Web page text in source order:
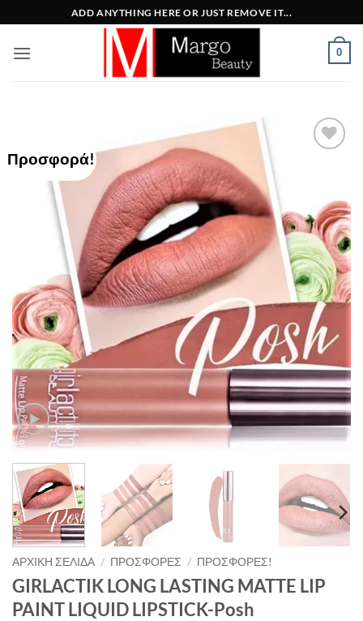
στο
περιεχόμενο
ADD ANYTHING HERE OR JUST REMOVE IT...
0
Προσφορά!
ΑΡΧΙΚΉ ΣΕΛΊΔΑ / ΠΡΟΣΦΟΡΈΣ / ΠΡΟΣΦΟΡΈΣ!
GIRLACTIK LONG LASTING MATTE LIP
PAINT LIQUID LIPSTICK-Posh